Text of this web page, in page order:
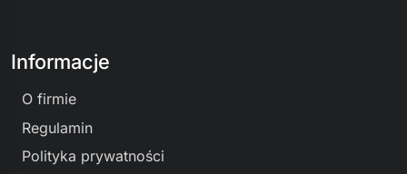
Informacje
O firmie
Regulamin
Polityka prywatności